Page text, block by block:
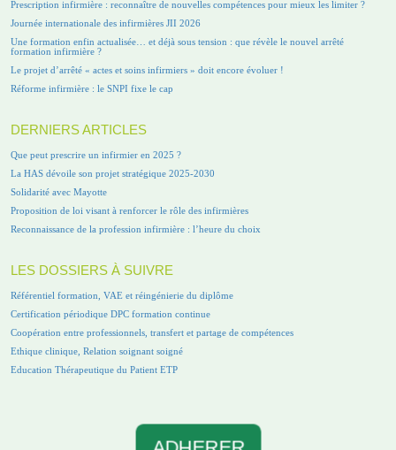
Prescription infirmière : reconnaître de nouvelles compétences pour mieux les limiter ?
Journée internationale des infirmières JII 2026
Une formation enfin actualisée… et déjà sous tension : que révèle le nouvel arrêté
formation infirmière ?
Le projet d’arrêté « actes et soins infirmiers » doit encore évoluer !
Réforme infirmière : le SNPI fixe le cap
DERNIERS ARTICLES
Que peut prescrire un infirmier en 2025 ?
La HAS dévoile son projet stratégique 2025-2030
Solidarité avec Mayotte
Proposition de loi visant à renforcer le rôle des infirmières
Reconnaissance de la profession infirmière : l’heure du choix
LES DOSSIERS À SUIVRE
Référentiel formation, VAE et réingénierie du diplôme
Certification périodique DPC formation continue
Coopération entre professionnels, transfert et partage de compétences
Ethique clinique, Relation soignant soigné
Education Thérapeutique du Patient ETP